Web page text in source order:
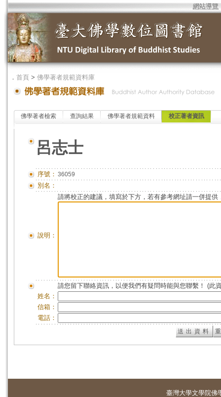
網站導覽
． 首頁 > 佛學著者規範資料庫
佛學著者檢索 查詢結果 佛學著者規範資料 校正著者資訊
呂志士
序號： 36059
別名：
說明：
請將校正的建議，填寫於下方，若有參考網址請一併提供
請您留下聯絡資訊，以便我們有疑問時能與您聯繫！ (此
姓名：
信箱：
電話：
臺灣大學文學院佛